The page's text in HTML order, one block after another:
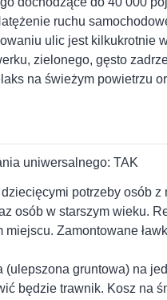
ruchu
ulic jest kilkukrotnie
zielonego, gęsto
na świeżym powietrzu
uniwersalnego: TAK
potrzeby osób z
osób w starszym wieku.
Zamontowane
gruntowa) na
będzie trawnik. Kosz na